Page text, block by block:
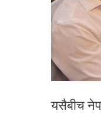
यसैबीच